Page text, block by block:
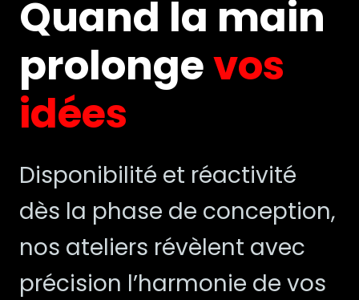
Quand la main
prolongevos
idées
Disponibilité et réactivité
dès la phase de conception,
nos ateliers révèlent avec
précision l’harmonie de vos